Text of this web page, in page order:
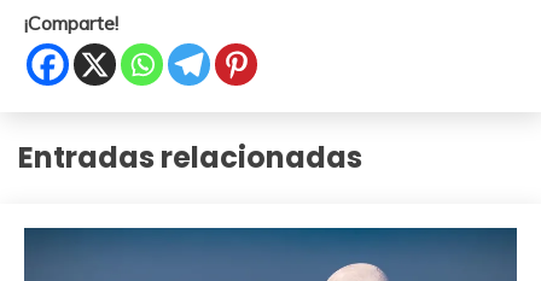
¡Comparte!
Entradas relacionadas